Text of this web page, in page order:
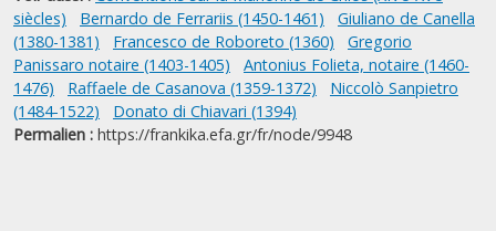
siècles)
Bernardo de Ferrariis (1450-1461)
Giuliano de Canella
(1380-1381)
Francesco de Roboreto (1360)
Gregorio
Panissaro notaire (1403-1405)
Antonius Folieta, notaire (1460-
1476)
Raffaele de Casanova (1359-1372)
Niccolò Sanpietro
(1484-1522)
Donato di Chiavari (1394)
Permalien : https://frankika.efa.gr/fr/node/9948